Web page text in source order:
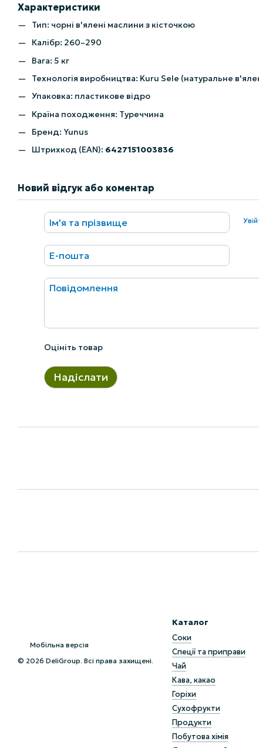
Характеристики
Тип: чорні в'ялені маслини з кісточкою
Калібр: 260–290
Вага: 5 кг
Технологія виробництва: Kuru Sele (натуральне
Упаковка: пластикове відро
Країна походження: Туреччина
Бренд: Yunus
Штрихкод (EAN): 6427151003836
Новий відгук або коментар
Оцініть товар
Надіслати
Мобільна версія
© 2026 DeliGroup. Всі права захищені.
Каталог
Соки
Спеції та приправи
Чай
Кава, какао
Горіхи
Сухофрукти
Продукти
Побутова хімія